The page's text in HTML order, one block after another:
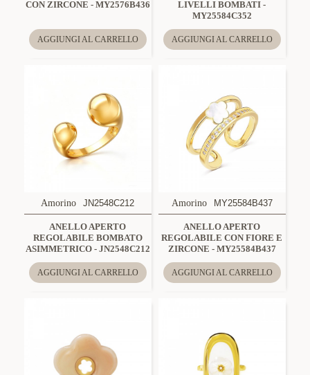
CON ZIRCONE - MY2576B436
AGGIUNGI AL CARRELLO
LIVELLI BOMBATI -
MY25584C352
AGGIUNGI AL CARRELLO
Amorino JN2548C212
ANELLO APERTO
REGOLABILE BOMBATO
ASIMMETRICO - JN2548C212
AGGIUNGI AL CARRELLO
Amorino MY25584B437
ANELLO APERTO
REGOLABILE CON FIORE E
ZIRCONE - MY25584B437
AGGIUNGI AL CARRELLO